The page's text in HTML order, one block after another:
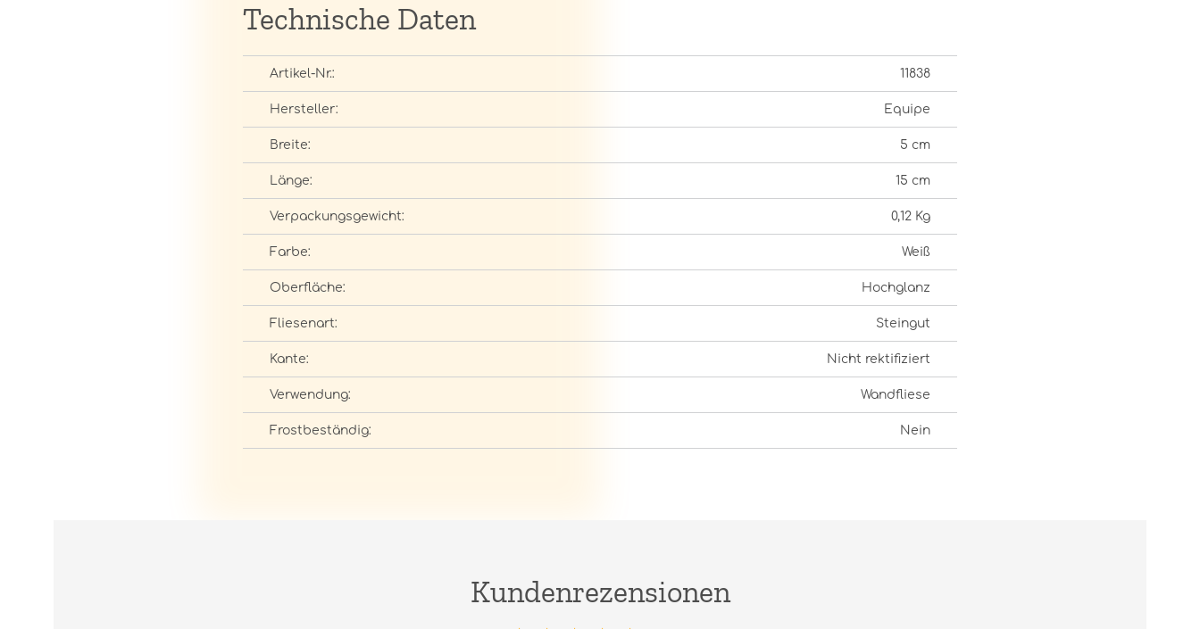
Technische Daten
Artikel-Nr.: 11838
Hersteller: Equipe
Breite: 5 cm
Länge: 15 cm
Verpackungsgewicht: 0,12 Kg
Farbe: Weiß
Oberfläche: Hochglanz
Fliesenart: Steingut
Kante: Nicht rektifiziert
Verwendung: Wandfliese
Frostbeständig: Nein
Kundenrezensionen